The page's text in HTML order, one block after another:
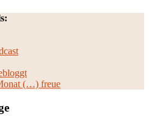
(…) freue